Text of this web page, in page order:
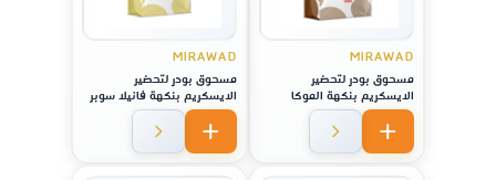
MIRAWAD
مسحوق بودر لتحضير
الايسكريم بنكهة الموكا
الاصلية
MIRAWAD
مسحوق بودر لتحضير
الايسكريم بنكهة فانيلا سوبر
نوفا